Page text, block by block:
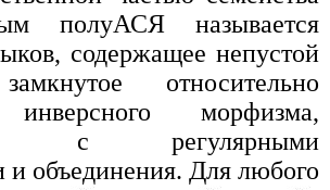
полуАСЯ называется
содержащее непустой
относительно
морфизма,
с регулярными
и объединения. Для любого